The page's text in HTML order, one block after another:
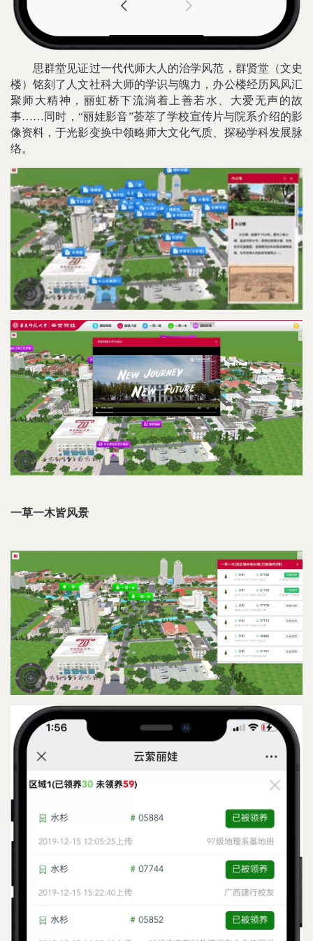
思群堂见证过一代代师大人的治学风范，群贤堂（文史
楼）铭刻了人文社科大师的学识与魄力，办公楼经历风风汇
聚师大精神，丽虹桥下流淌着上善若水、大爱无声的故
事……同时，“丽娃影音”荟萃了学校宣传片与院系介绍的影
像资料，于光影变换中领略师大文化气质、探秘学科发展脉
络。
一草一木皆风景